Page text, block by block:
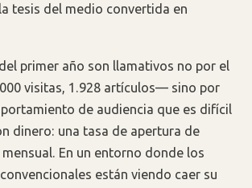
tesis del medio convertida en
primer año son llamativos no por el
visitas, 1.928 artículos— sino por
de audiencia que es difícil
dinero: una tasa de apertura de
En un entorno donde los
están viendo caer su